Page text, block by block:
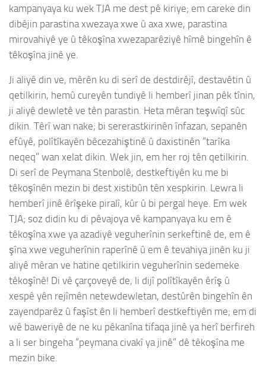
kampanyaya ku wek TJA me dest pê kiriye; em careke din
dibêjin parastina xwezaya xwe û axa xwe, parastina
mirovahiyê ye û têkoşîna xwezaparêziyê hîmê bingehîn ê
têkoşîna jinê ye.
Ji aliyê din ve, mêrên ku di serî de destdirêjî, destavêtin û
qetilkirin, hemû cureyên tundiyê li hemberî jinan pêk tînin,
ji aliyê dewletê ve tên parastin. Heta mêran teşwîqî sûc
dikin. Têrî wan nake; bi sererastkirinên înfazan, sepanên
efûyê, polîtîkayên bêcezahiştinê û daxistinên “tarîka
neqeq” wan xelat dikin. Wek jin, em her roj tên qetilkirin.
Di serî de Peymana Stenbolê, destkeftiyên ku me bi
têkoşînên mezin bi dest xistibûn tên xespkirin. Lewra li
hemberî jinê êrîşeke piralî, kûr û bi pergal heye. Em wek
TJA; soz didin ku di pêvajoya vê kampanyaya ku em ê
têkoşîna xwe ya azadiyê veguherînin serkeftinê de, em ê
şîna xwe veguherînin raperînê û em ê tevahiya jinên ku ji
aliyê mêran ve hatine qetilkirin veguherînin sedemeke
têkoşînê! Di vê çarçoveyê de, li dijî polîtîkayên êrîş û
xespê yên rejîmên netewdewletan, destûrên bingehîn ên
zayendparêz û faşîst ên li hemberî destkeftiyên me; em di
wê baweriyê de ne ku pêkanîna tifaqa jinê ya herî berfireh
a li ser bingeha “peymana civakî ya jinê” dê têkoşîna me
mezin bike.